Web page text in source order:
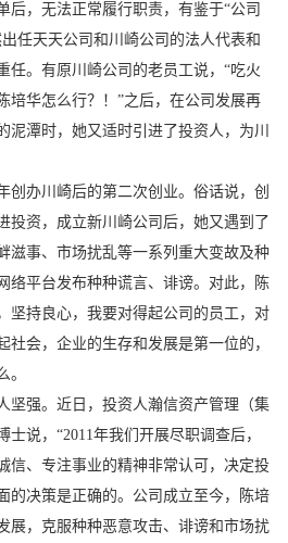
后，无法正常履行职责，有鉴于“公司
任天天公司和川崎公司的法人代表和
任。有原川崎公司的老员工说，“吃火
培华怎么行？！”之后，在公司发展再
泥潭时，她又适时引进了投资人，为川
创办川崎后的第二次创业。俗话说，创
投资，成立新川崎公司后，她又遇到了
滋事、市场扰乱等一系列重大变故及种
络平台发布种种谎言、诽谤。对此，陈
坚持良心，我要对得起公司的员工，对
社会，企业的生存和发展是第一位的，
。
坚强。近日，投资人瀚信资产管理（集
说，“2011年我们开展尽职调查后，
信、专注事业的精神非常认可，决定投
的决策是正确的。公司成立至今，陈培
展，克服种种恶意攻击、诽谤和市场扰